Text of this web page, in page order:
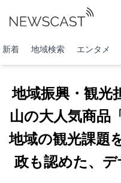
新着 地域検索 エンタメ
地域振興・観光
山の大人気商品
地域の観光課題
政も認めた、